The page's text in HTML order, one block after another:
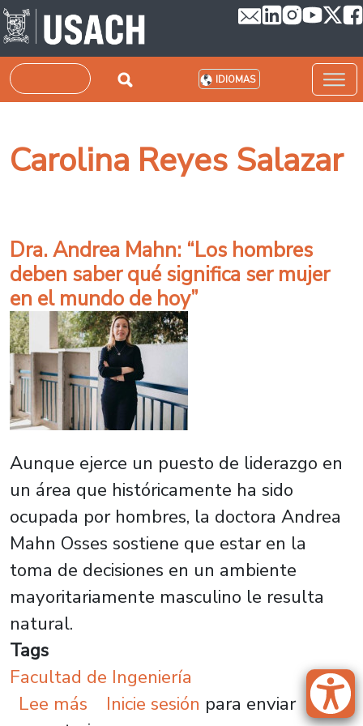
Pasar al contenido principal
Buscar IDIOMAS
Carolina Reyes Salazar
Dra. Andrea Mahn: “Los hombres
deben saber qué significa ser mujer
en el mundo de hoy”
Aunque ejerce un puesto de liderazgo en
un área que históricamente ha sido
ocupada por hombres, la doctora Andrea
Mahn Osses sostiene que estar en la
toma de decisiones en un ambiente
mayoritariamente masculino le resulta
natural.
Tags
Facultad de Ingeniería
Lee más sobre Dra. Andrea Mahn: “Los
Inicie sesión para enviar